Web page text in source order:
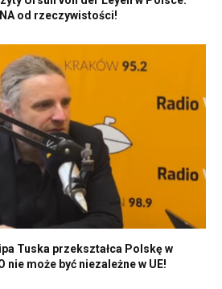
od rzeczywistości!
Tuska przekształca Polskę w
nie może być niezależne w UE!